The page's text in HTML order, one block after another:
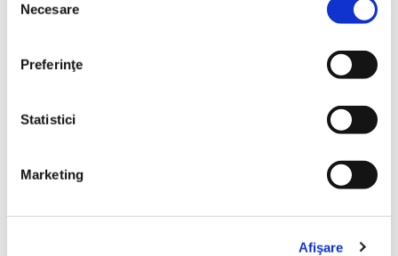
consimțământului
Necesare
Preferinţe
Statistici
Marketing
Afişare
Shiva Rahbaran, Numele meu e Nevinovăție